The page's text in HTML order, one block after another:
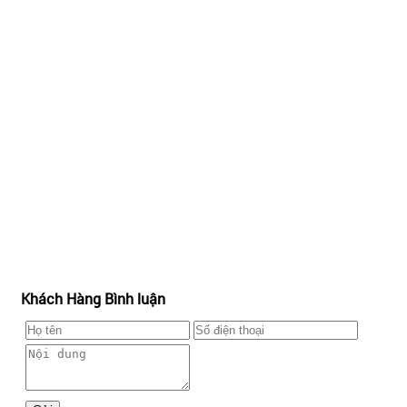
Khách Hàng Bình luận